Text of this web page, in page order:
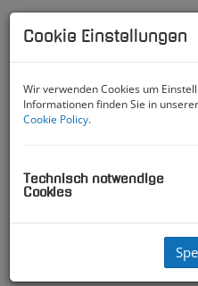
Nutzen Sie diese Chance
Cookie Einstellungen
Wir verwenden Cookies um
Informationen finden Sie in unserer
Cookie Policy.
Technisch notwendige
Cookies